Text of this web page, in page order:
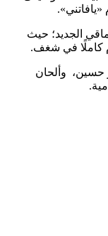
الجديد؛ حيث
كاملًا في شغف.
حسين، وألحان